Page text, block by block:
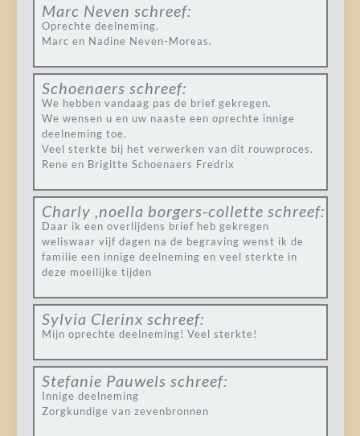
Marc Neven schreef:
Oprechte deelneming.
Marc en Nadine Neven-Moreas.
Schoenaers schreef:
We hebben vandaag pas de brief gekregen.
We wensen u en uw naaste een oprechte innige
deelneming toe.
Veel sterkte bij het verwerken van dit rouwproces.
Rene en Brigitte Schoenaers Fredrix
Charly ,noella borgers-collette schreef:
Daar ik een overlijdens brief heb gekregen
weliswaar vijf dagen na de begraving wenst ik de
familie een innige deelneming en veel sterkte in
deze moeilijke tijden
Sylvia Clerinx schreef:
Mijn oprechte deelneming! Veel sterkte!
Stefanie Pauwels schreef:
Innige deelneming
Zorgkundige van zevenbronnen